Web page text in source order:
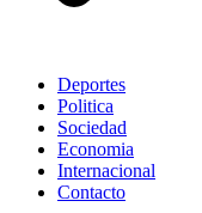
Deportes
Politica
Sociedad
Economia
Internacional
Contacto